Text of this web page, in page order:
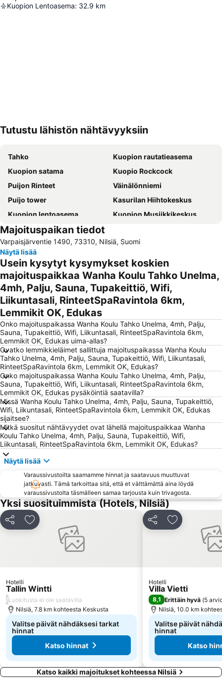
Kuopion Lentoasema: 32.9 km
Tutustu lähistön nähtävyyksiin
Tahko
Kuopion rautatieasema
Kuopion satama
Kuopio Rockcock
Puijon Rinteet
Väinälönniemi
Puijo tower
Kasurilan Hiihtokeskus
Kuopion lentoasema
Kuopion Musiikkikeskus
Kuopion tori
Kuopion keskuskenttä
Kuopio Bus Station
Kuopio Tanssi ja Soi
Majoituspaikan tiedot
Varpaisjärventie 1490, 73310, Nilsiä, Suomi
Näytä lisää
Usein kysytyt kysymykset koskien
majoituspaikkaa Wanha Koulu Tahko Unelma,
4mh, Palju, Sauna, Tupakeittiö, Wifi,
Liikuntasali, RinteetSpaRavintola 6km,
Lemmikit OK, Edukas
Onko majoituspaikassa Wanha Koulu Tahko Unelma, 4mh, Palju,
Sauna, Tupakeittiö, Wifi, Liikuntasali, RinteetSpaRavintola 6km,
Lemmikit OK, Edukas uima-allas?
Ovatko lemmikkieläimet sallittuja majoituspaikassa Wanha Koulu
Tahko Unelma, 4mh, Palju, Sauna, Tupakeittiö, Wifi, Liikuntasali,
RinteetSpaRavintola 6km, Lemmikit OK, Edukas?
Onko majoituspaikassa Wanha Koulu Tahko Unelma, 4mh, Palju,
Sauna, Tupakeittiö, Wifi, Liikuntasali, RinteetSpaRavintola 6km,
Lemmikit OK, Edukas pysäköintiä saatavilla?
Missä Wanha Koulu Tahko Unelma, 4mh, Palju, Sauna, Tupakeittiö,
Wifi, Liikuntasali, RinteetSpaRavintola 6km, Lemmikit OK, Edukas
sijaitsee?
Mitkä suositut nähtävyydet ovat lähellä majoituspaikkaa Wanha
Koulu Tahko Unelma, 4mh, Palju, Sauna, Tupakeittiö, Wifi,
Liikuntasali, RinteetSpaRavintola 6km, Lemmikit OK, Edukas?
Näytä lisää
Varaussivustoilta saamamme hinnat ja saatavuus muuttuvat
jatkuvasti. Tämä tarkoittaa sitä, että et välttämättä aina löydä
varaussivustolta täsmälleen samaa tarjousta kuin trivagosta.
Yksi suosituimmista (Hotels, Nilsiä)
Jaa Lisää suosikkeihin
Hotelli
Tallin Wintti
/Luokitusta ei ole saatavilla
Nilsiä, 7.8 km kohteesta Keskusta
Valitse päivät nähdäksesi tarkat
hinnat
Katso hinnat
Jaa Lisää
Hotelli
Villa Vietti
8,1 Erittäin hyvä (5
Nilsiä, 10.0 km
Valitse päivät
hinnat
Katso
Katso kaikki majoitukset kohteessa Nilsiä